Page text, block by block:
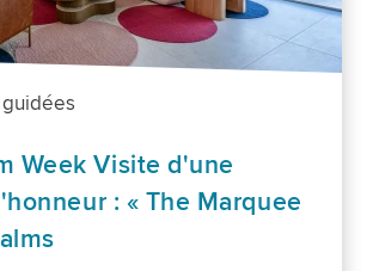
Week Visite d'une
: « The Marquee